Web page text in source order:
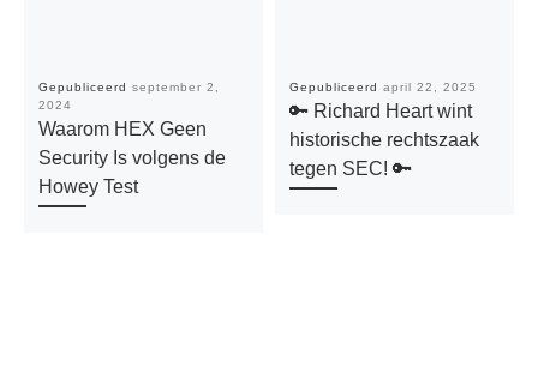
Gepubliceerd september 2,
2024
Waarom HEX Geen
Security Is volgens de
Howey Test
Gepubliceerd april 22, 2025
🔑 Richard Heart wint
historische rechtszaak
tegen SEC! 🔑